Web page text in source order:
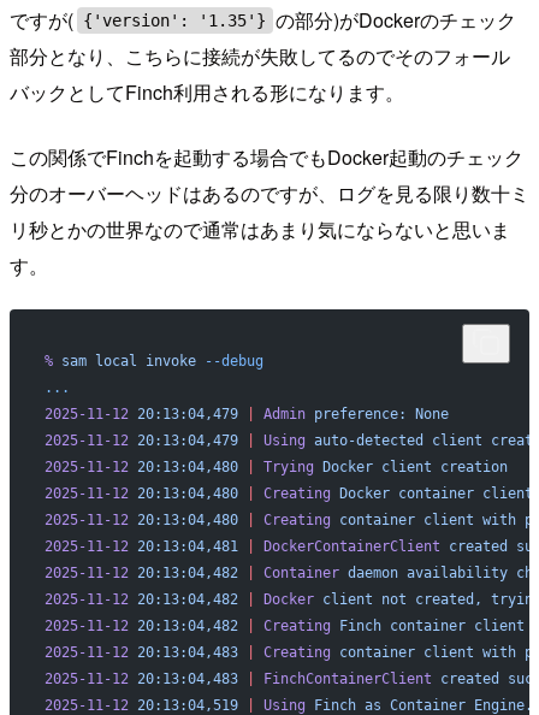
ですが( {'version': '1.35'} の部分)がDockerのチェック
部分となり、こちらに接続が失敗してるのでそのフォール
バックとしてFinch利用される形になります。
この関係でFinchを起動する場合でもDocker起動のチェック
分のオーバーヘッドはあるのですが、ログを見る限り数十ミ
リ秒とかの世界なので通常はあまり気にならないと思いま
す。
% sam local invoke --debug
...
2025-11-12 20:13:04,479 | Admin preference:
None
2025-11-12 20:13:04,479 | Using auto-detected client
2025-11-12 20:13:04,480 | Trying Docker client creation
2025-11-12 20:13:04,480 | Creating Docker container client
2025-11-12 20:13:04,480 | Creating container client with
2025-11-12 20:13:04,481 | DockerContainerClient created
2025-11-12 20:13:04,482 | Container daemon availability
2025-11-12 20:13:04,482 | Docker client not created,
2025-11-12 20:13:04,482 | Creating Finch container client
2025-11-12 20:13:04,483 | Creating container client with
2025-11-12 20:13:04,483 | FinchContainerClient created
2025-11-12 20:13:04,519 | Using Finch as Container Engine.